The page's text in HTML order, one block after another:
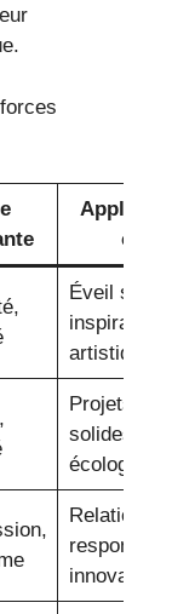
clé
Éveil
inspiration
artistique
Projets
solides et
Relations,
innovation